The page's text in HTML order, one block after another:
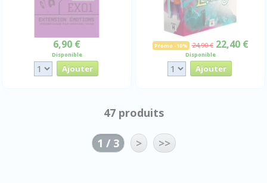
6,90 €
Disponible
Promo -10% 24,90 € 22,40 €
Disponible
47 produits
1 / 3 > >>